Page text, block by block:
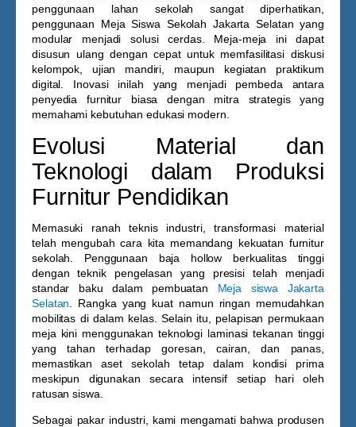
penggunaan lahan sekolah sangat diperhatikan,
penggunaan Meja Siswa Sekolah Jakarta Selatan yang
modular menjadi solusi cerdas. Meja-meja ini dapat
disusun ulang dengan cepat untuk memfasilitasi diskusi
kelompok, ujian mandiri, maupun kegiatan praktikum
digital. Inovasi inilah yang menjadi pembeda antara
penyedia furnitur biasa dengan mitra strategis yang
memahami kebutuhan edukasi modern.
Evolusi Material dan
Teknologi dalam Produksi
Furnitur Pendidikan
Memasuki ranah teknis industri, transformasi material
telah mengubah cara kita memandang kekuatan furnitur
sekolah. Penggunaan baja hollow berkualitas tinggi
dengan teknik pengelasan yang presisi telah menjadi
standar baku dalam pembuatan Meja siswa Jakarta
Selatan . Rangka yang kuat namun ringan memudahkan
mobilitas di dalam kelas. Selain itu, pelapisan permukaan
meja kini menggunakan teknologi laminasi tekanan tinggi
yang tahan terhadap goresan, cairan, dan panas,
memastikan aset sekolah tetap dalam kondisi prima
meskipun digunakan secara intensif setiap hari oleh
ratusan siswa.
Sebagai pakar industri, kami mengamati bahwa produsen